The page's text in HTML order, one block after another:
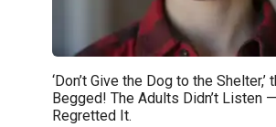
‘Don’t Give the Dog to the Shelter,’
Begged! The Adults Didn’t Listen
Regretted It.